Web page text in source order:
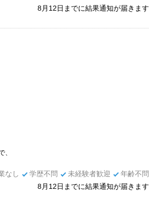
8月12日までに結果通知が届きます
、
なし 学歴不問 未経験者歓迎
年齢不問
8月12日までに結果通知が届きます